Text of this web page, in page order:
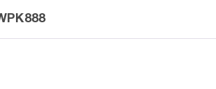
kích thước lớn hơn 1µm
chất gây ung thư Asen, Clo tồn dư